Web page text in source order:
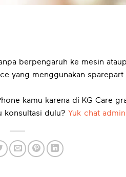
berpengaruh ke mesin
yang menggunakan
kamu karena di KG Care
konsultasi dulu? Yuk chat